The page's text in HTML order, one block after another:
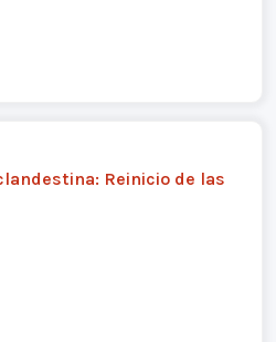
Reinicio de las